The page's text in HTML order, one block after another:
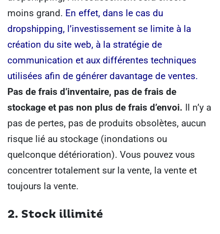
moins grand. En effet, dans le cas du
dropshipping, l’investissement se limite à la
création du site web, à la stratégie de
communication et aux différentes techniques
utilisées afin de générer davantage de ventes.
Pas de frais d’inventaire, pas de frais de
stockage et pas non plus de frais d’envoi. Il n’y a
pas de pertes, pas de produits obsolètes, aucun
risque lié au stockage (inondations ou
quelconque détérioration). Vous pouvez vous
concentrer totalement sur la vente, la vente et
toujours la vente.
2. Stock illimité